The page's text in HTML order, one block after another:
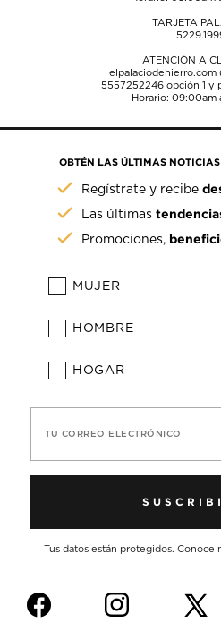
TARJETA
ATENCIÓN A
elpalaciodehierro.com
5557252246opción 1 y
Horario: 09:00am
OBTÉN LAS ÚLTIMAS
Regístrate y recibe
Las últimas
Promociones,
MUJER
HOMBRE
HOGAR
TU CORREO ELECTRÓNICO
Tus datos están protegidos. Conoce
f i